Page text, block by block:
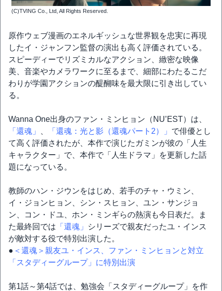
(C)TVING Co., Ltd, All Rights Reserved.
原作ウェブ漫画のエネルギッシュな世界観を忠実に再現
したイ・ジャンフン監督の演出も高く評価されている。
スピーディーでリズミカルなアクション、緻密な映像
美、音楽やカメラワークに至るまで、細部にわたるこだ
わりが学園アクションの醍醐味を最大限に引き出してい
る。
Wanna One出身のファン・ミンヒョン（NU’EST）は、
「還魂」
「還魂：光と影（還魂パート2）」 で俳優とし
て高く評価されたが、本作で演じたガミンが彼の「人生
キャラクター」で、本作で「人生ドラマ」を更新した話
題になっている。
教師のハン・ジウンをはじめ、若手のチャ・ウミン、
イ・ジョンヒョン、シン・スヒョン、ユン・サンジョ
ン、コン・ドユ、ホン・ミンギらの熱演も今日表だ。ま
た最終回では 「還魂」
シリーズで親友だったユ・インス
が敵対する役で特別出演した。
● ＜還魂＞親友ユ・インス、ファン・ミンヒョンと対立
「スタディーグループ」に特別出演
第1話～第4話では、勉強会「スタディーグループ」を作